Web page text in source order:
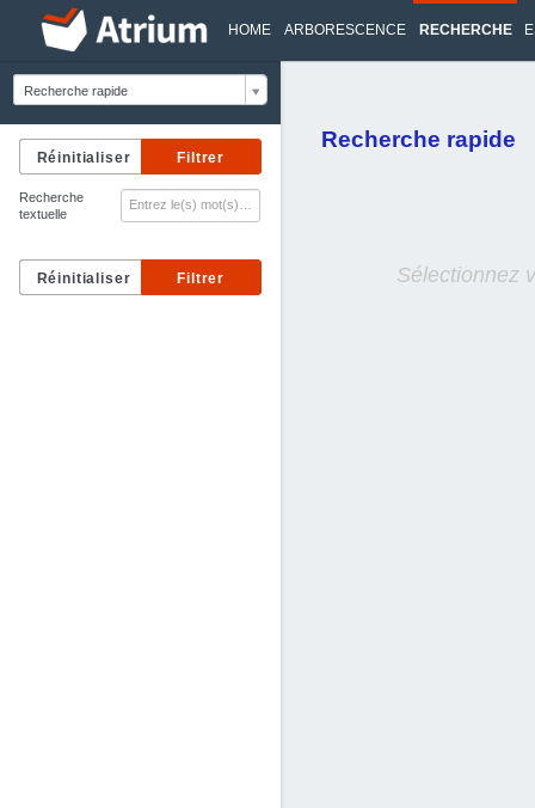
HOME ARBORESCENCE RECHERCHE
Recherche rapide
Recherche
textuelle
Recherche rapide
Sélectionnez